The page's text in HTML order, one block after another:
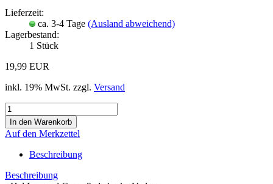
Lieferzeit:
ca. 3-4 Tage (Ausland abweichend)
Lagerbestand:
1 Stück
19,99 EUR
inkl. 19% MwSt. zzgl. Versand
Auf den Merkzettel
Beschreibung
Beschreibung